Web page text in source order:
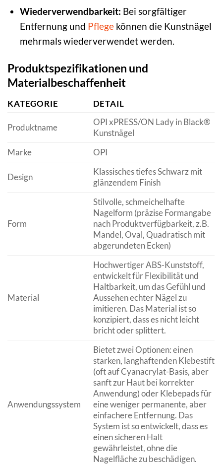
Wiederverwendbarkeit: Bei sorgfältiger
Entfernung und Pflegekönnen die Kunstnägel
mehrmals wiederverwendet werden.
Produktspezifikationen und
Materialbeschaffenheit
KATEGORIE DETAIL
Produktname
OPI xPRESS/ON Lady in Black®
Kunstnägel
Marke
OPI
Design
Klassisches tiefes Schwarz mit
glänzendem Finish
Form
Stilvolle, schmeichelhafte
Nagelform (präzise Formangabe
nach Produktverfügbarkeit, z.B.
Mandel, Oval, Quadratisch mit
abgerundeten Ecken)
Material
Hochwertiger ABS-Kunststoff,
entwickelt für Flexibilität und
Haltbarkeit, um das Gefühl und
Aussehen echter Nägel zu
imitieren. Das Material ist so
konzipiert, dass es nicht leicht
bricht oder splittert.
Anwendungssystem
Bietet zwei Optionen: einen
starken, langhaftenden Klebestift
(oft auf Cyanacrylat-Basis, aber
sanft zur Haut bei korrekter
Anwendung) oder Klebepads für
eine weniger permanente, aber
einfachere Entfernung. Das
System ist so entwickelt, dass es
einen sicheren Halt
gewährleistet, ohne die
Nagelfläche zu beschädigen.